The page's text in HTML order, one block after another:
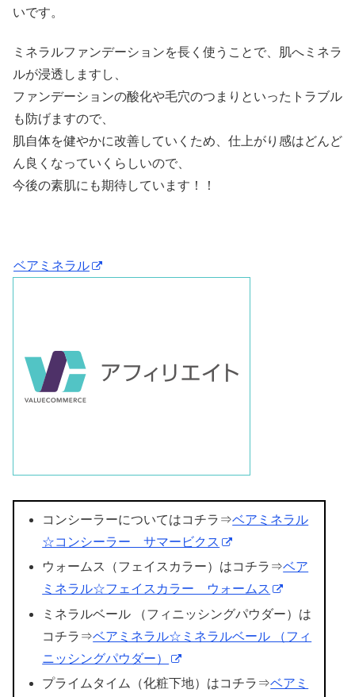
いです。
ミネラルファンデーションを長く使うことで、肌へミネラ
ルが浸透しますし、
ファンデーションの酸化や毛穴のつまりといったトラブル
も防げますので、
肌自体を健やかに改善していくため、仕上がり感はどんど
ん良くなっていくらしいので、
今後の素肌にも期待しています！！
ベアミネラル
コンシーラーについてはコチラ⇒ベアミネラル
☆コンシーラー サマービクス
ウォームス（フェイスカラー）はコチラ⇒ベア
ミネラル☆フェイスカラー ウォームス
ミネラルベール （フィニッシングパウダー）は
コチラ⇒ベアミネラル☆ミネラルベール （フィ
ニッシングパウダー）
プライムタイム（化粧下地）はコチラ⇒ベアミ